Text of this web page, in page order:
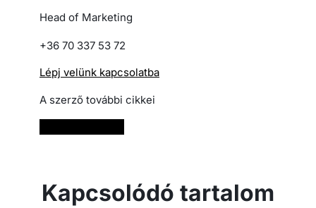
Head of Marketing
+36 70 337 53 72
Lépj velünk kapcsolatba
A szerző további cikkei
Kapcsolódó tartalom